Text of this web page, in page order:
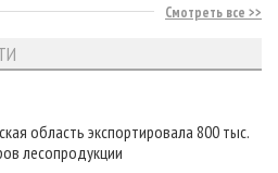
Смотреть все
область экспортировала 800 тыс.
лесопродукции